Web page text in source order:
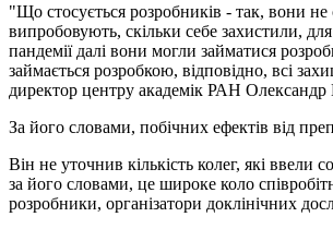
"Що стосується розробників - так, вони не
випробовують, скільки себе захистили,
пандемії далі вони могли займатися
займається розробкою, відповідно, всі
директор центру академік РАН Олександр
За його словами, побічних ефектів від
Він не уточнив кількість колег, які ввели
за його словами, це широке коло
розробники, організатори доклінічних